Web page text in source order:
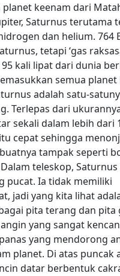
keenam dari
Saturnus terutama
dan helium. 764
tetapi ‘gas
kali lipat dari dunia
semua planet
adalah satu-
Terlepas dari
sekali dalam lebih dari
cepat sehingga
tampak seperti
teleskop,
pucat. Ia tidak memiliki
jadi yang kita lihat
pita terang dan pita
yang sangat
yang mendorong
planet. Di atas puncak
datar berbentuk